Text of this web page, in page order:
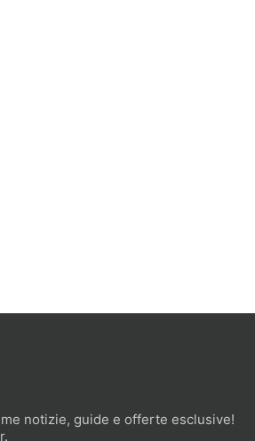
notizie, guide e offerte esclusive!